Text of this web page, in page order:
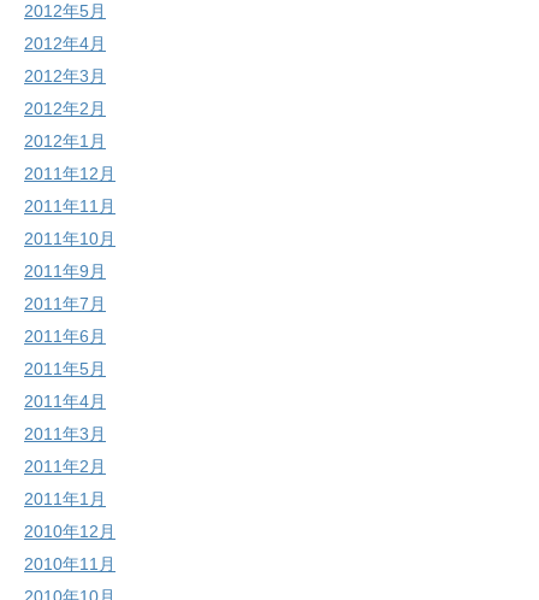
2012年5月
2012年4月
2012年3月
2012年2月
2012年1月
2011年12月
2011年11月
2011年10月
2011年9月
2011年7月
2011年6月
2011年5月
2011年4月
2011年3月
2011年2月
2011年1月
2010年12月
2010年11月